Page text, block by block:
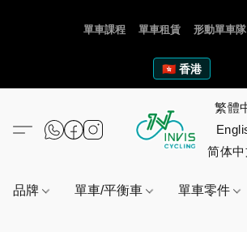
單車課程 單車租賃 形動單車隊
🇭🇰 香港
品牌 單車/平衡車 單車零件